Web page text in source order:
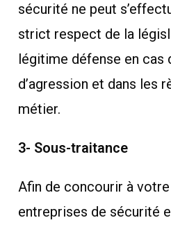
sécurité ne peut
strict respect de la
légitime défense en cas
d’agression et dans les
métier.
3- Sous-traitance
Afin de concourir à
entreprises de sécurité